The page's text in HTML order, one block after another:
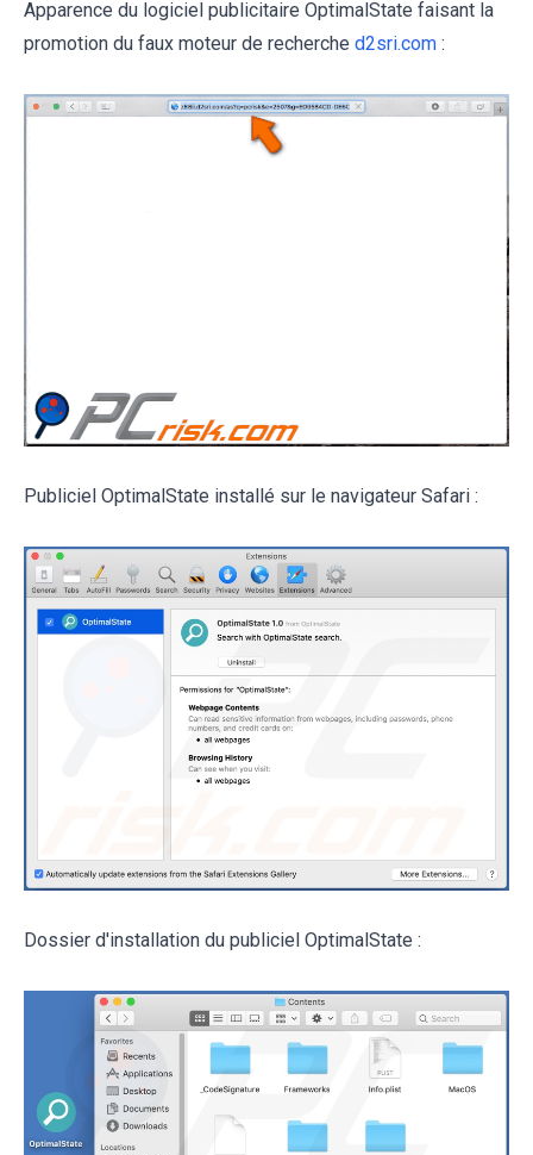
Apparence du logiciel publicitaire OptimalState faisant la
promotion du faux moteur de recherche d2sri.com :
Publiciel OptimalState installé sur le navigateur Safari :
Dossier d'installation du publiciel OptimalState :